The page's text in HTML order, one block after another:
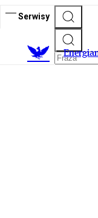
Serwisy
E